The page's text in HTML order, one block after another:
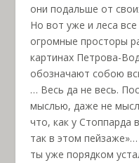
они подальше от
Но вот уже и леса
огромные просторы
картинах Петрова-
обозначают собою
… Весь да не весь.
мыслью, даже не
что, как у Стоппарда
так в этом
ты уже порядком